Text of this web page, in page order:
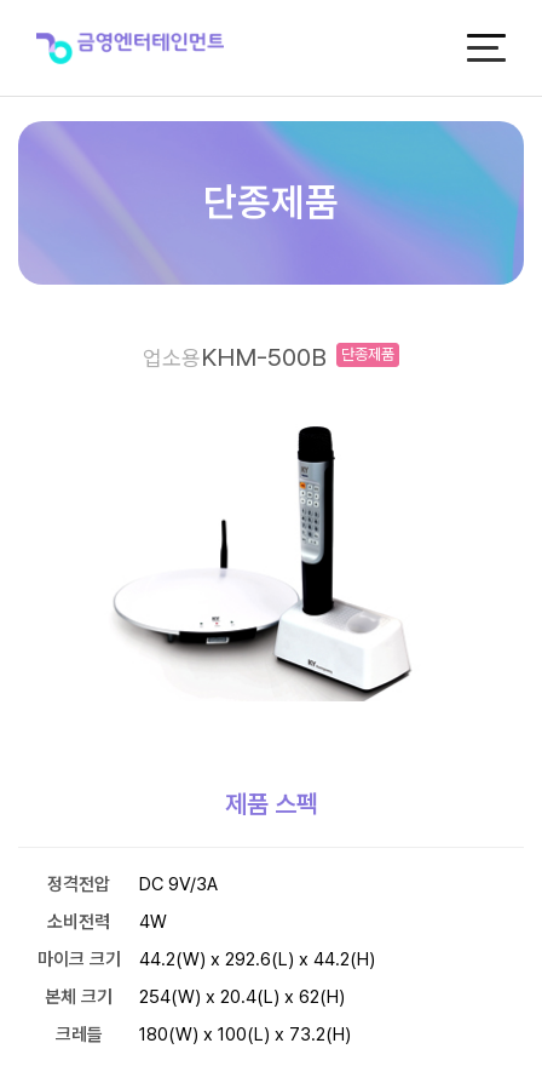
500B
품]
단종제품
업소용KHM-500B 단종제품
제품 스펙
정격전압
DC 9V/3A
소비전력
4W
마이크 크기
44.2(W) x 292.6(L) x 44.2(H)
본체 크기
254(W) x 20.4(L) x 62(H)
크레들
180(W) x 100(L) x 73.2(H)